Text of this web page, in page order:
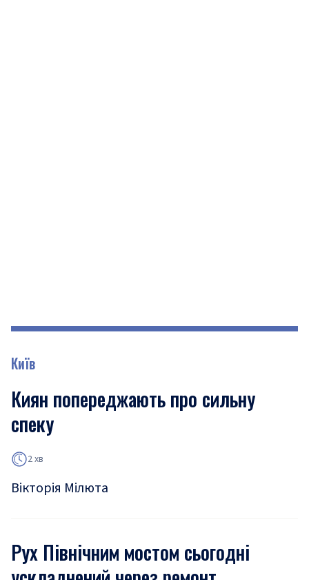
Київ
Киян попереджають про сильну
спеку
2 хв
Вікторія Мілюта
Рух Північним мостом сьогодні